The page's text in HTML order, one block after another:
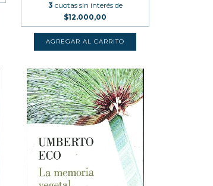
3 cuotas sin interés de
$12.000,00